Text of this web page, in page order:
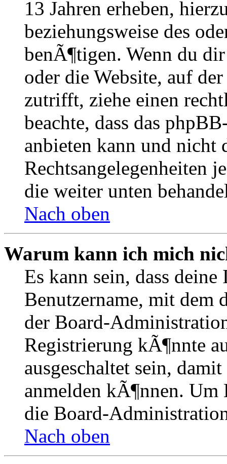
13 Jahren erheben,
beziehungsweise des
benÃ¶tigen. Wenn du
oder die Website, auf
zutrifft, ziehe einen
beachte, dass das
anbieten kann und
Rechtsangelegenheiten
die weiter unten
Nach oben
Warum kann ich mich
Es kann sein, dass
Benutzername, mit dem
der Board-
Registrierung kÃ¶nnte
ausgeschaltet sein,
anmelden kÃ¶nnen.
die Board-
Nach oben